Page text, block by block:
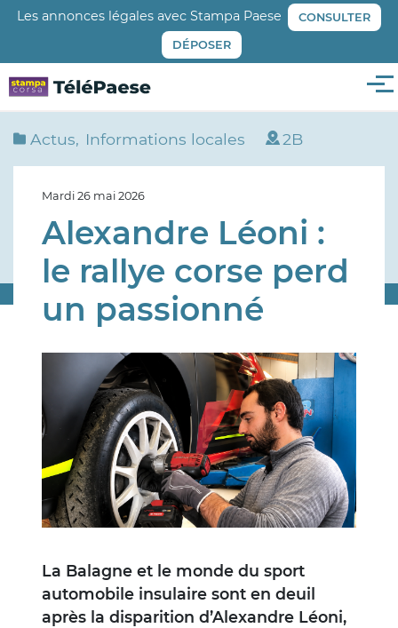
Aller
principal
Les annonces légales avec Stampa Paese CONSULTER
DÉPOSER
Actus Informations locales 2B
Mardi 26 mai 2026
Alexandre Léoni :
le rallye corse perd
un passionné
La Balagne et le monde du sport
automobile insulaire sont en deuil
après la disparition d’Alexandre Léoni,